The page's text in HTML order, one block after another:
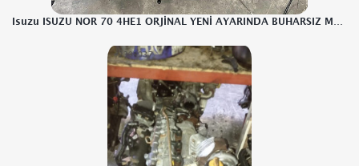
Isuzu ISUZU NOR 70 4HE1 ORJİNAL YENİ AYARINDA BUHARSIZ MOTOR